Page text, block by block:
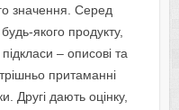
значення. Серед
якого продукту,
– описові та
притаманні
Другі дають оцінку,